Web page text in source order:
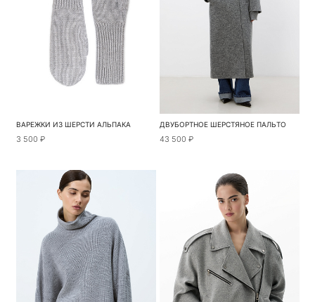
ВАРЕЖКИ ИЗ ШЕРСТИ АЛЬПАКА
3 500 ₽
ДВУБОРТНОЕ ШЕРСТЯНОЕ ПАЛЬТО
43 500 ₽